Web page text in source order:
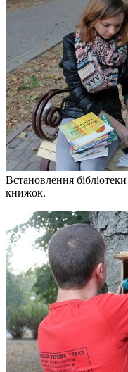
Встановлення
книжок.